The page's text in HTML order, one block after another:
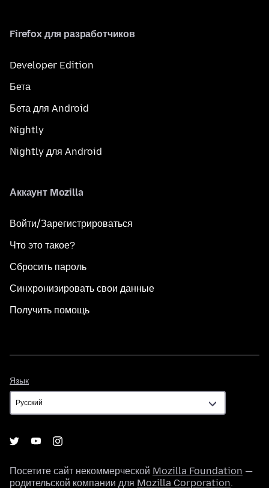
Firefox для разработчиков
Developer Edition
Бета
Бета для Android
Nightly
Nightly для Android
Аккаунт Mozilla
Войти/Зарегистрироваться
Что это такое?
Сбросить пароль
Синхронизировать свои данные
Получить помощь
Язык
Посетите сайт некоммерческой Mozilla Foundation —
родительской компании для Mozilla Corporation.